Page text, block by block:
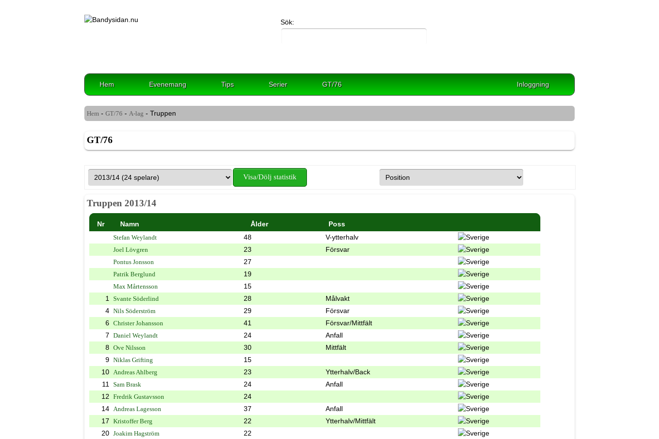
Sök:
Hem Evenemang Tips Serier GT/76 Inloggning
Hem - GT/76 - A-lag - Truppen
GT/76
Visa/Dölj statistik
Truppen 2013/14
Nr Namn Ålder Poss
Stefan Weylandt 48 V-ytterhalv
Joel Lövgren 23 Försvar
Pontus Jonsson 27
Patrik Berglund 19
Max Mårtensson
15
1
Svante Söderlind 28
Målvakt
4 Nils Söderström 29
Försvar
6 Christer Johansson 41
Försvar/Mittfält
7 Daniel Weylandt 24
Anfall
8 Ove Nilsson 30
Mittfält
9 Niklas Grifting
15
10 Andreas Ahlberg 23
Ytterhalv/Back
11
Sam Brask 24
Anfall
12 Fredrik Gustavsson
24
14 Andreas Lagesson 37
Anfall
17 Kristoffer Berg 22
Ytterhalv/Mittfält
20 Joakim Hagström 22